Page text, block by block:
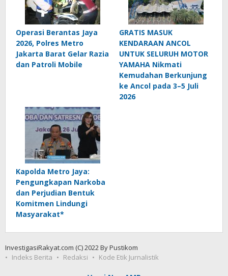
Operasi Berantas Jaya
2026, Polres Metro
Jakarta Barat Gelar Razia
dan Patroli Mobile
GRATIS MASUK
KENDARAAN ANCOL
UNTUK SELURUH MOTOR
YAMAHA Nikmati
Kemudahan Berkunjung
ke Ancol pada 3–5 Juli
2026
Kapolda Metro Jaya:
Pengungkapan Narkoba
dan Perjudian Bentuk
Komitmen Lindungi
Masyarakat*
InvestigasiRakyat.com (C) 2022 By Pustikom
Indeks Berita
Redaksi Kode Etik Jurnalistik